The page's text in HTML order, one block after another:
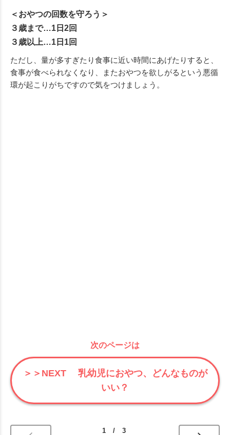
＜おやつの回数を守ろう＞
３歳まで…1日2回
３歳以上…1日1回
ただし、量が多すぎたり食事に近い時間にあげたりすると、
食事が食べられなくなり、またおやつを欲しがるという悪循
環が起こりがちですので気をつけましょう。
次のページは
＞＞NEXT 乳幼児におやつ、どんなものが
いい？
1 / 3